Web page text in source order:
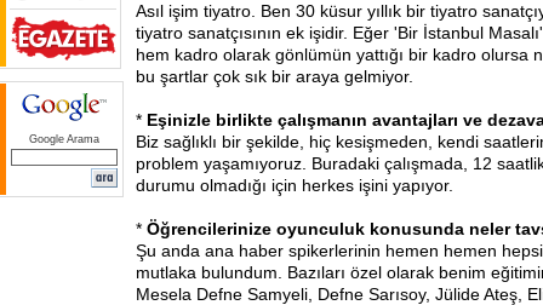
Google Arama
Asıl işim tiyatro. Ben 30 küsur yıllık bir tiyatro
tiyatro sanatçısının ek işidir. Eğer 'Bir İstanbul
hem kadro olarak gönlümün yattığı bir kadro olursa
bu şartlar çok sık bir araya gelmiyor.
* Eşinizle birlikte çalışmanın avantajları ve
Biz sağlıklı bir şekilde, hiç kesişmeden, kendi
problem yaşamıyoruz. Buradaki çalışmada, 12
durumu olmadığı için herkes işini yapıyor.
* Öğrencilerinize oyunculuk konusunda neler
Şu anda ana haber spikerlerinin hemen hemen
mutlaka bulundum. Bazıları özel olarak benim
Mesela Defne Samyeli, Defne Sarısoy, Jülide Ateş,